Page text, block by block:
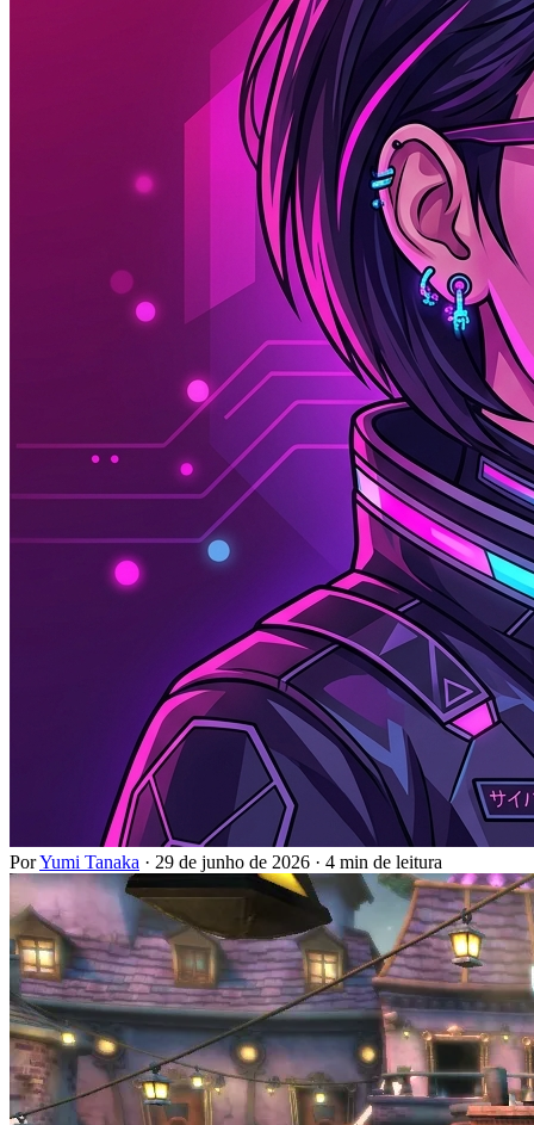
PorYumi Tanaka · 29 de junho de 2026 · 4 min de leitura